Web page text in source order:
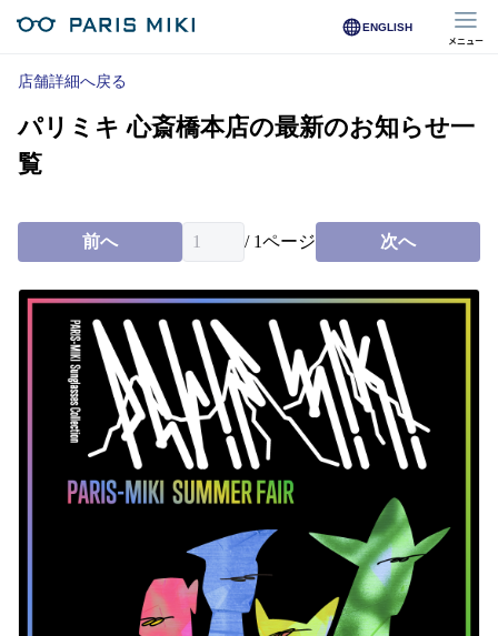
ENGLISH
メニュー
マイページ
Opera Club会員
※店舗で会員登録された方
オンラインショップ会員
※オンラインで会員登録された方
店舗を探す
店舗検索/来店予約
商品を探す
店舗詳細へ戻る
パリミキ 心斎橋本店の最新のお知らせ一
覧
前へ / 1ページ 次へ